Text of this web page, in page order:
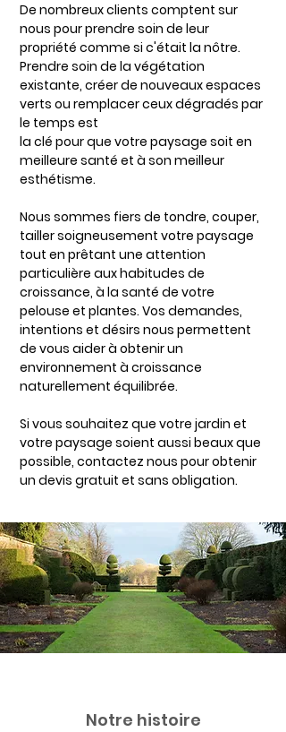
De nombreux clients comptent sur
nous pour prendre soin de leur
propriété comme si c'était la nôtre.
Prendre soin de la végétation
existante, créer de nouveaux espaces
verts ou remplacer ceux dégradés par
le temps est
la clé pour que votre paysage soit en
meilleure santé et à son meilleur
esthétisme.
Nous sommes fiers de tondre, couper,
tailler soigneusement votre paysage
tout en prêtant une attention
particulière aux habitudes de
croissance, à la santé de votre
pelouse et plantes. Vos demandes,
intentions et désirs nous permettent
de vous aider à obtenir un
environnement à croissance
naturellement équilibrée.
Si vous souhaitez que votre jardin et
votre paysage soient aussi beaux que
possible, contactez nous pour obtenir
un devis gratuit et sans obligation.
Notre histoire